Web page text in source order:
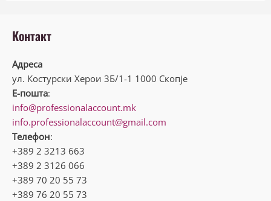
Контакт
Адреса
ул. Костурски Херои 3Б/1-1 1000 Скопје
Е-пошта:
info@professionalaccount.mk
info.professionalaccount@gmail.com
Телефон:
+389 2 3213 663
+389 2 3126 066
+389 70 20 55 73
+389 76 20 55 73